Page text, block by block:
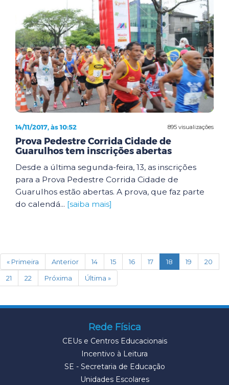
895 visualizações
14/11/2017, às 10:52
Prova Pedestre Corrida Cidade de
Guarulhos tem inscrições abertas
Desde a última segunda-feira, 13, as inscrições
para a Prova Pedestre Corrida Cidade de
Guarulhos estão abertas. A prova, que faz parte
do calendá... [saiba mais]
« Primeira Anterior 14 15 16 17 18 (current)
19
20
21
22 Próxima Última »
Rede Física
CEUs e Centros Educacionais
Incentivo à Leitura
SE - Secretaria de Educação
Unidades Escolares